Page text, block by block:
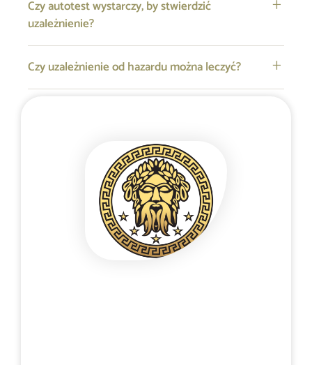
Czy autotest wystarczy, by stwierdzić
uzależnienie?
Czy uzależnienie od hazardu można leczyć?